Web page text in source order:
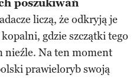
poszukiwań
liczą, że odkryją je
gdzie szczątki tego
nieźle. Na ten moment
prawieloryb swoją